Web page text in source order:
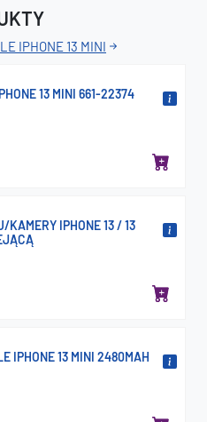
IPHONE 13 MINI
13 MINI 661-22374
KAMERY IPHONE 13 / 13
IPHONE 13 MINI 2480MAH